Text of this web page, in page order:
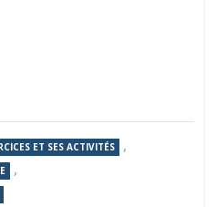
ET SES ACTIVITÉS ,
,